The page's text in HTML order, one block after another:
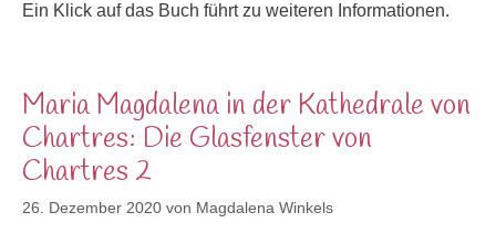
Ein Klick auf das Buch führt zu weiteren Informationen.
Maria Magdalena in der Kathedrale von
Chartres: Die Glasfenster von
Chartres 2
26. Dezember 2020 von Magdalena Winkels